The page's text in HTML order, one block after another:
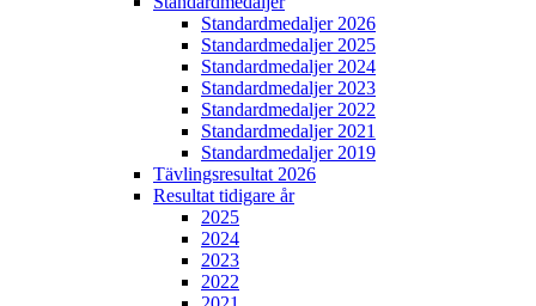
Standardmedaljer 2026
Standardmedaljer 2025
Standardmedaljer 2024
Standardmedaljer 2023
Standardmedaljer 2022
Standardmedaljer 2021
Standardmedaljer 2019
Tävlingsresultat 2026
Resultat tidigare år
2025
2024
2023
2022